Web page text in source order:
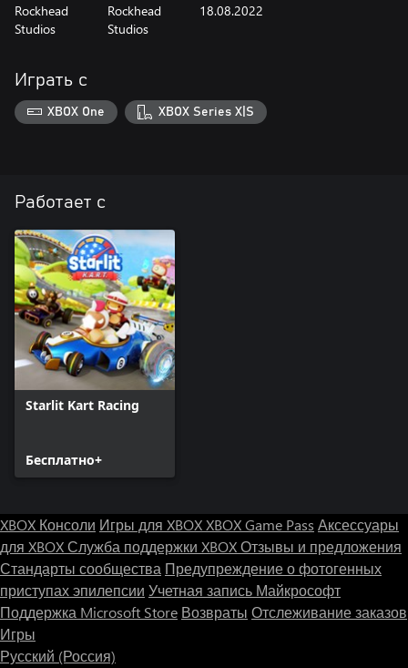
Rockhead
Studios
Rockhead
Studios
18.08.2022
Играть с
XBOX One XBOX Series X|S
Работает с
Starlit Kart Racing
Бесплатно+
XBOX Консоли Игры для XBOXXBOX Game Pass Аксессуары
для XBOXСлужба поддержки XBOXОтзывы и предложения
Стандарты сообщества Предупреждение о фотогенных
приступах эпилепсии Учетная запись Майкрософт
Поддержка Microsoft Store Возвраты Отслеживание заказов
Игры
Русский (Россия)